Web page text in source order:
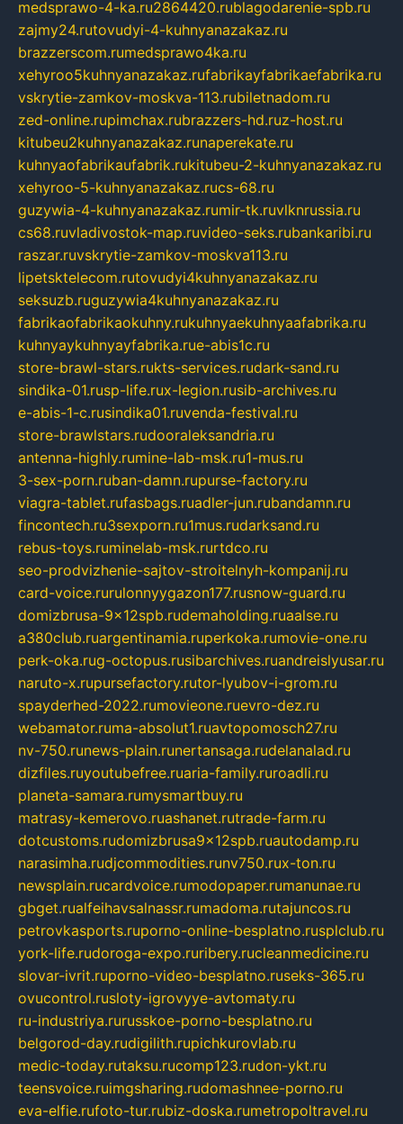
medsprawo-4-ka.ru2864420.rublagodarenie-spb.ru
zajmy24.rutovudyi-4-kuhnyanazakaz.ru
brazzerscom.rumedsprawo4ka.ru
xehyroo5kuhnyanazakaz.rufabrikayfabrikaefabrika.ru
vskrytie-zamkov-moskva-113.rubiletnadom.ru
zed-online.rupimchax.rubrazzers-hd.ruz-host.ru
kitubeu2kuhnyanazakaz.runaperekate.ru
kuhnyaofabrikaufabrik.rukitubeu-2-kuhnyanazakaz.ru
xehyroo-5-kuhnyanazakaz.rucs-68.ru
guzywia-4-kuhnyanazakaz.rumir-tk.ruvlknrussia.ru
cs68.ruvladivostok-map.ruvideo-seks.rubankaribi.ru
raszar.ruvskrytie-zamkov-moskva113.ru
lipetsktelecom.rutovudyi4kuhnyanazakaz.ru
seksuzb.ruguzywia4kuhnyanazakaz.ru
fabrikaofabrikaokuhny.rukuhnyaekuhnyaafabrika.ru
kuhnyaykuhnyayfabrika.rue-abis1c.ru
store-brawl-stars.rukts-services.rudark-sand.ru
sindika-01.rusp-life.rux-legion.rusib-archives.ru
e-abis-1-c.rusindika01.ruvenda-festival.ru
store-brawlstars.rudooraleksandria.ru
antenna-highly.rumine-lab-msk.ru1-mus.ru
3-sex-porn.ruban-damn.rupurse-factory.ru
viagra-tablet.rufasbags.ruadler-jun.rubandamn.ru
fincontech.ru3sexporn.ru1mus.rudarksand.ru
rebus-toys.ruminelab-msk.rurtdco.ru
seo-prodvizhenie-sajtov-stroitelnyh-kompanij.ru
card-voice.rurulonnyygazon177.rusnow-guard.ru
domizbrusa-9x12spb.rudemaholding.ruaalse.ru
a380club.ruargentinamia.ruperkoka.rumovie-one.ru
perk-oka.rug-octopus.rusibarchives.ruandreislyusar.ru
naruto-x.rupursefactory.rutor-lyubov-i-grom.ru
spayderhed-2022.rumovieone.ruevro-dez.ru
webamator.ruma-absolut1.ruavtopomosch27.ru
nv-750.runews-plain.runertansaga.rudelanalad.ru
dizfiles.ruyoutubefree.ruaria-family.ruroadli.ru
planeta-samara.rumysmartbuy.ru
matrasy-kemerovo.ruashanet.rutrade-farm.ru
dotcustoms.rudomizbrusa9x12spb.ruautodamp.ru
narasimha.rudjcommodities.runv750.rux-ton.ru
newsplain.rucardvoice.rumodopaper.rumanunae.ru
gbget.rualfeihavsalnassr.rumadoma.rutajuncos.ru
petrovkasports.ruporno-online-besplatno.rusplclub.ru
york-life.rudoroga-expo.ruribery.rucleanmedicine.ru
slovar-ivrit.ruporno-video-besplatno.ruseks-365.ru
ovucontrol.rusloty-igrovyye-avtomaty.ru
ru-industriya.rurusskoe-porno-besplatno.ru
belgorod-day.rudigilith.rupichkurovlab.ru
medic-today.rutaksu.rucomp123.rudon-ykt.ru
teensvoice.ruimgsharing.rudomashnee-porno.ru
eva-elfie.rufoto-tur.rubiz-doska.rumetropoltravel.ru